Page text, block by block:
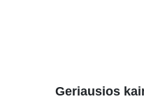
Geriausios